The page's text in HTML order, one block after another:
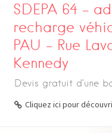
SDEPA 64 –
recharge
PAU – Rue
Kennedy
Devis gratuit d’une
Cliquez ici pour